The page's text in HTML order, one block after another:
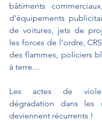
bâtiments
d’équipements
de voitures, jets de
les forces de l’ordre,
des flammes, policiers
à terre…
Les actes de
dégradation dans les
deviennent récurrents !